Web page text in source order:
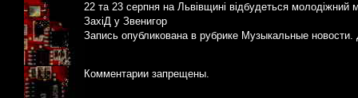
22 та 23 серпня на Львівщині відбудеться молодіжний
ЗахіД у Звенигор
Запись опубликована в рубрике Музыкальные новости.
Комментарии запрещены.